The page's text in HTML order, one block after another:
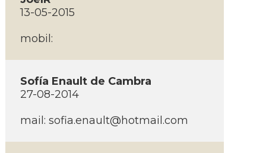
13-05-2015
mobil:
Sofí­a Enault de Cambra
27-08-2014
mail: sofia.enault@hotmail.com